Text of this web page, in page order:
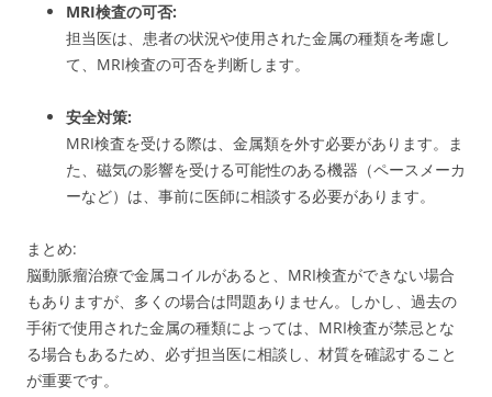
MRI検査の可否:
担当医は、患者の状況や使用された金属の種類を考慮し
て、MRI検査の可否を判断します。
安全対策:
MRI検査を受ける際は、金属類を外す必要があります。 ま
た、磁気の影響を受ける可能性のある機器（ペースメーカ
ーなど）は、事前に医師に相談する必要があります。
まとめ:
脳動脈瘤治療で金属コイルがあると、MRI検査ができない場合
もありますが、多くの場合は問題ありません。
しかし、過去の
手術で使用された金属の種類によっては、MRI検査が禁忌とな
る場合もあるため、必ず担当医に相談し、材質を確認すること
が重要です。